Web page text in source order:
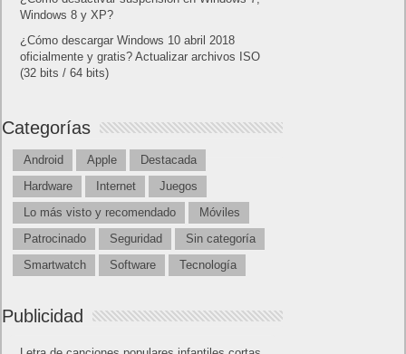
Windows 8 y XP?
¿Cómo descargar Windows 10 abril 2018
oficialmente y gratis? Actualizar archivos ISO
(32 bits / 64 bits)
Categorías
Android Apple
Destacada
Hardware
Internet
Juegos
Lo más visto y recomendado
Móviles
Patrocinado
Seguridad
Sin categoría
Smartwatch
Software Tecnología
Publicidad